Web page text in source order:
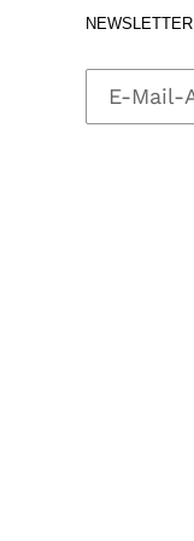
NEWSLETTER